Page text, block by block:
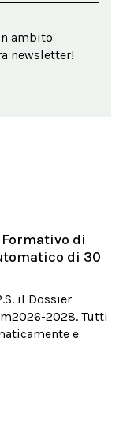
ambito
newsletter!
di
di 30
il Dossier
2028. Tutti
e